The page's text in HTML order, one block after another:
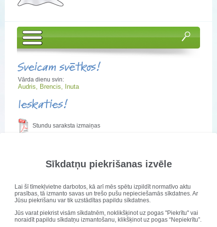
Sīkdatņu piekrišanas izvēle
Lai šī tīmekļvietne darbotos, kā arī mēs spētu izpildīt normatīvo aktu
prasības, tā izmanto savas un trešo pušu nepieciešamās sīkdatnes. Ar
Jūsu piekrišanu var tik uzstādītas papildu sīkdatnes.
Jūs varat piekrist visām sīkdatnēm, noklikšķinot uz pogas "Piekrītu" vai
noraidīt papildu sīkdatņu izmantošanu, klikšķinot uz pogas “Nepiekrītu”.
Sveicam svētkos!
Vārda dienu svin:
Audris, Brencis, Inuta
Ieskaties!
Stundu saraksta izmaiņas
Publicēts: 22. aprīlis 2025
Atjaunots: 21. novembris 2025
Adrese:Dārza iela 1, Saldus pagasts, Saldus novads, LV-3862